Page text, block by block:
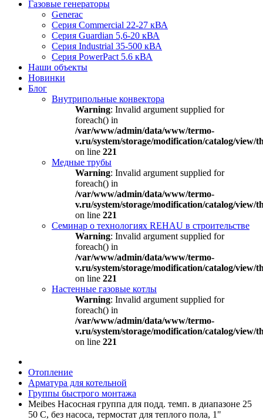
Газовые генераторы
Generac
Серия Commercial 22-27 кВА
Серия Guardian 5,6-20 кВА
Серия Industrial 35-500 кВА
Серия PowerPact 5.6 кВА
Наши объекты
Новинки
Блог
Внутрипольные конвектора
Warning: Invalid argument supplied for
foreach() in
/var/www/admin/data/www/termo-
v.ru/system/storage/modification/catalog/view/
on line 221
Медные трубы
Warning: Invalid argument supplied for
foreach() in
/var/www/admin/data/www/termo-
v.ru/system/storage/modification/catalog/view/
on line 221
Семинар о технологиях REHAU в строительстве
Warning: Invalid argument supplied for
foreach() in
/var/www/admin/data/www/termo-
v.ru/system/storage/modification/catalog/view/
on line 221
Настенные газовые котлы
Warning: Invalid argument supplied for
foreach() in
/var/www/admin/data/www/termo-
v.ru/system/storage/modification/catalog/view/
on line 221
Отопление
Арматура для котельной
Группы быстрого монтажа
Meibes Насосная группа для подд. темп. в диапазоне 25
50 С, без насоса, термостат для теплого пола, 1"